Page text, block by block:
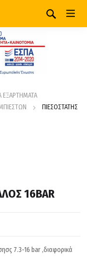
ΕΞΑΡΤΗΜΑΤΑ
ΠΙΕΣΟΣΤΑΤΗΣ
16BAR
7.3-16 bar ,διαφορικά